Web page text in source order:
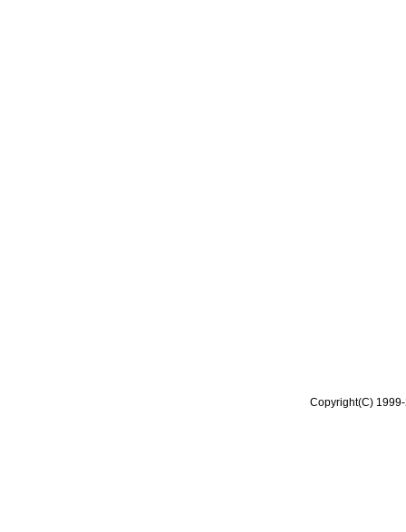
Copyright(C)